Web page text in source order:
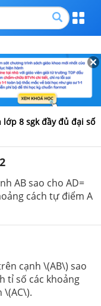
8 sgk đầy đủ đại số
AB sao cho AD=
cách tự điểm A
cạnh \(AB\) sao
tỉ số các khoảng
\(AC\).